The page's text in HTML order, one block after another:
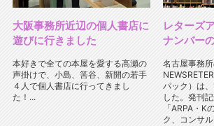
大阪事務所近辺の個人書店に
遊びに行きました
本好きで全ての本屋を愛する高瀬の
声掛けで、小島、筈谷、新開の若手
４人で個人書店に行ってきまし
た！...
レターズ
ナンバー
名古屋事務
パック）は
した。発刊
「ARPA・K
ク、コンサ